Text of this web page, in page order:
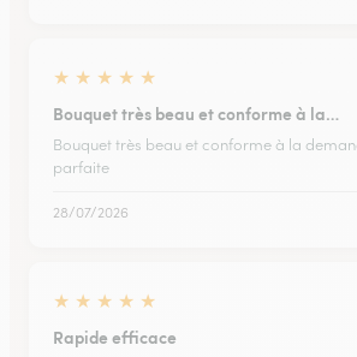
★ ★ ★ ★ ★
Bouquet très beau et conforme à la…
Bouquet très beau et conforme à la
parfaite
28/07/2026
★ ★ ★ ★ ★
Rapide efficace